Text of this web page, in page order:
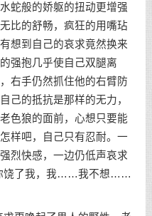
蛇般的娇躯的扭动更增强
比的舒畅，疯狂的用嘴玷
想到自己的哀求竟然换来
强抱几乎使自己双腿离
右手仍然抓住他的右臂防
己的抵抗是那样的无力，
色狼的面前，心想只要能
样吧，自己只有忍耐。一
烈快感，一边仍低声哀求
饶了我，我……我不想……